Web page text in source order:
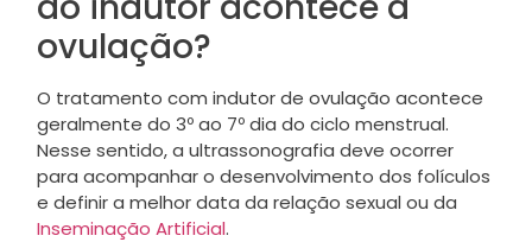
ovulação?
O tratamento com indutor de ovulação acontece
geralmente do 3º ao 7º dia do ciclo menstrual.
Nesse sentido, a ultrassonografia deve ocorrer
para acompanhar o desenvolvimento dos folículos
e definir a melhor data da relação sexual ou da
Inseminação Artificial.